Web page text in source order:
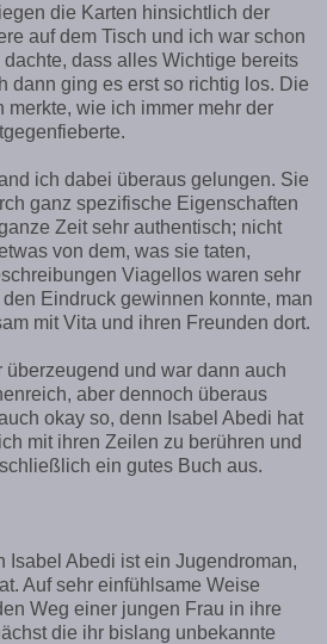
die Karten hinsichtlich der
auf dem Tisch und ich war schon
dass alles Wichtige bereits
dann ging es erst so richtig los. Die
merkte, wie ich immer mehr der
ich dabei überaus gelungen. Sie
ganz spezifische Eigenschaften
Zeit sehr authentisch; nicht
von dem, was sie taten,
Viagellos waren sehr
Eindruck gewinnen konnte, man
mit Vita und ihren Freunden dort.
überzeugend und war dann auch
aber dennoch überaus
okay so, denn Isabel Abedi hat
mit ihren Zeilen zu berühren und
ein gutes Buch aus.
Isabel Abedi ist ein Jugendroman,
Auf sehr einfühlsame Weise
Weg einer jungen Frau in ihre
die ihr bislang unbekannte